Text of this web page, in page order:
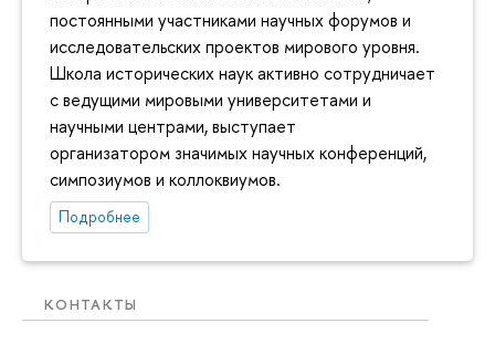
постоянными участниками научных форумов и
исследовательских проектов мирового уровня.
Школа исторических наук активно сотрудничает
с ведущими мировыми университетами и
научными центрами, выступает
организатором значимых научных конференций,
симпозиумов и коллоквиумов.
Подробнее
КОНТАКТЫ